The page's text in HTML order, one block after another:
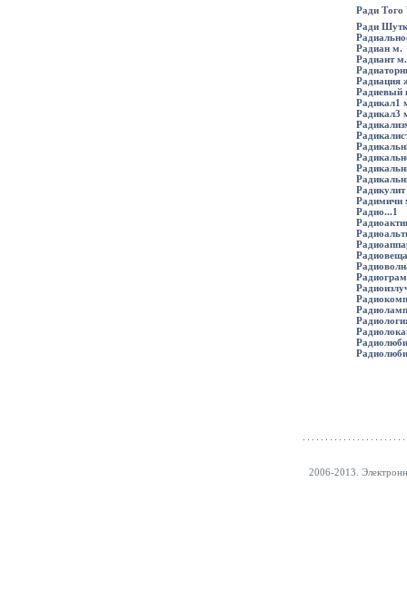
Ради Того
Ради
Радиан м.
Радиант м.
Радиация
Радиевый
Радикал1
Радикал3
Радимичи
Радио...1
2006-2013.